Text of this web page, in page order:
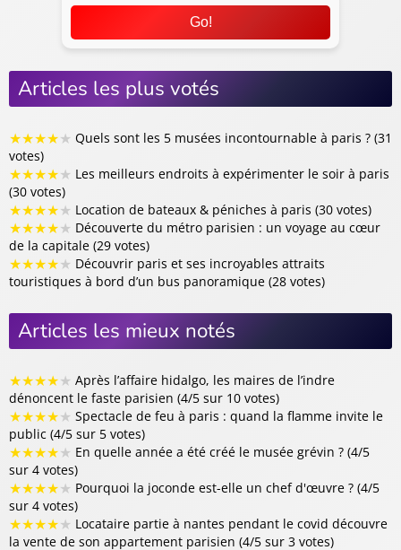
Go!
Articles les plus votés
★★★★★ Quels sont les 5 musées incontournable à paris ? (31
votes)
★★★★★ Les meilleurs endroits à expérimenter le soir à paris
(30 votes)
★★★★★ Location de bateaux & péniches à paris (30 votes)
★★★★★ Découverte du métro parisien : un voyage au cœur
de la capitale (29 votes)
★★★★★ Découvrir paris et ses incroyables attraits
touristiques à bord d’un bus panoramique (28 votes)
Articles les mieux notés
★★★★★ Après l’affaire hidalgo, les maires de l’indre
dénoncent le faste parisien (4/5 sur 10 votes)
★★★★★ Spectacle de feu à paris : quand la flamme invite le
public (4/5 sur 5 votes)
★★★★★ En quelle année a été créé le musée grévin ? (4/5
sur 4 votes)
★★★★★ Pourquoi la joconde est-elle un chef d'œuvre ? (4/5
sur 4 votes)
★★★★★ Locataire partie à nantes pendant le covid découvre
la vente de son appartement parisien (4/5 sur 3 votes)